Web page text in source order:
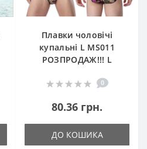
Плавки чоловічі
купальні L MS011
РОЗПРОДАЖ!!! L
0
80.36 грн.
ДО КОШИКА